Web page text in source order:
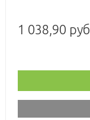
1 038,90 руб.